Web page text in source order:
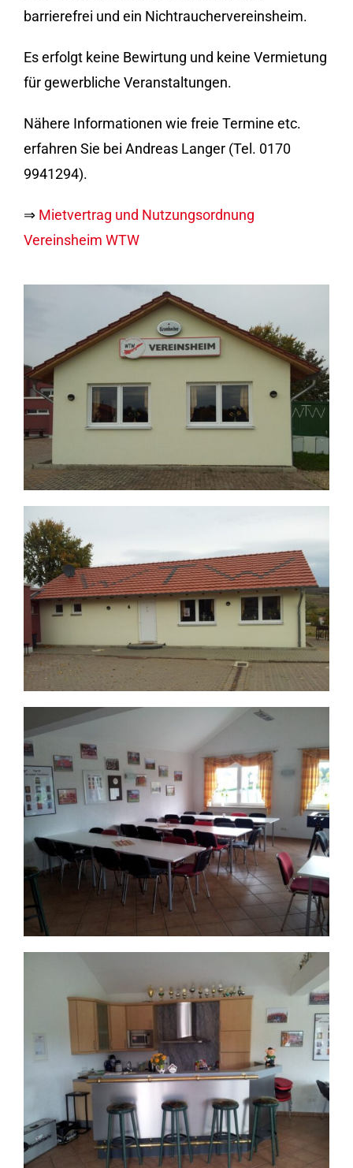
barrierefrei und ein Nichtrauchervereinsheim.
Es erfolgt keine Bewirtung und keine Vermietung
für gewerbliche Veranstaltungen.
Nähere Informationen wie freie Termine etc.
erfahren Sie bei Andreas Langer (Tel. 0170
9941294).
⇒ Mietvertrag und Nutzungsordnung
Vereinsheim WTW